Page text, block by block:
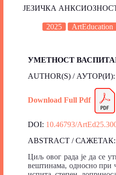
ЈЕЗИЧКА
2025 ArtEducation
УМЕТНОСТ
AUTHOR(S) / АУТОР(И):
Download Full Pdf
DOI: 10.46793/
ABSTRACT / САЖЕТАК:
Циљ овог рада је да се
вештинама, односно при